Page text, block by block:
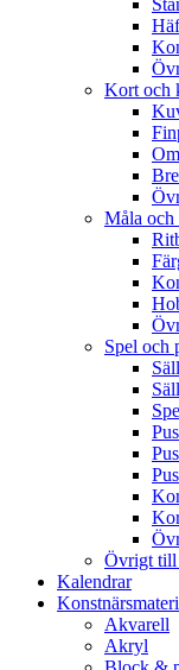
Kort och
Måla och
Spel och
Övrigt till
Kalendrar
Akvarell
Akryl